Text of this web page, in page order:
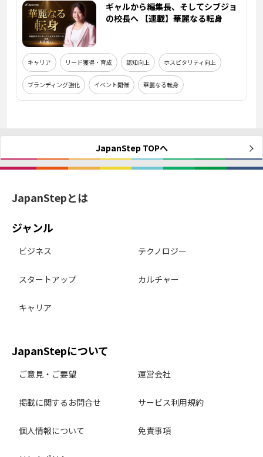
ギャルから編集長、そしてシブジョ
の校長へ 【連載】華麗なる転身
キャリア リード獲得・育成 認知向上 ホスピタリティ向上
ブランディング強化 イベント開催 華麗なる転身
JapanStep TOPへ
JapanStepとは
ジャンル
ビジネス テクノロジー
スタートアップ カルチャー
キャリア
JapanStepについて
ご意見・ご要望 運営会社
掲載に関するお問合せ サービス利用規約
個人情報について 免責事項